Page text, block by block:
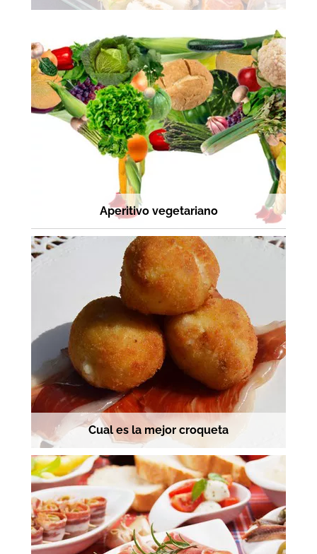
Aperitivo vegetariano
Cual es la mejor croqueta